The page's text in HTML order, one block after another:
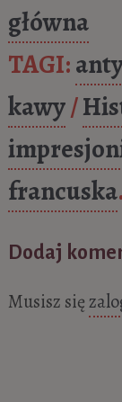
główna
TAGI:
kawy/
francuska.
Dodaj
Musisz się